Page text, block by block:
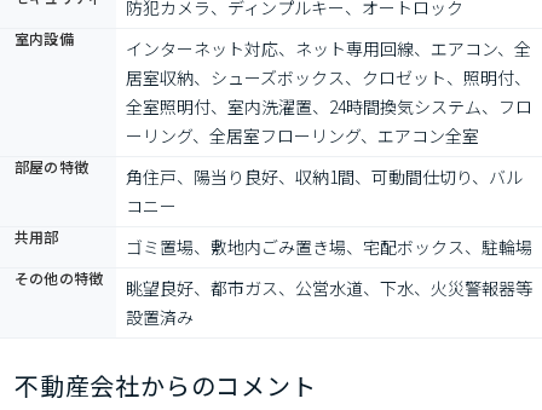
防犯カメラ、ディンプルキー、オートロック
室内設備
インターネット対応、ネット専用回線、エアコン、全
居室収納、シューズボックス、クロゼット、照明付、
全室照明付、室内洗濯置、24時間換気システム、フロ
ーリング、全居室フローリング、エアコン全室
部屋の特徴
角住戸、陽当り良好、収納1間、可動間仕切り、バル
コニー
共用部 ゴミ置場、敷地内ごみ置き場、宅配ボックス、駐輪場
その他の特徴
眺望良好、都市ガス、公営水道、下水、火災警報器等
設置済み
不動産会社からのコメント